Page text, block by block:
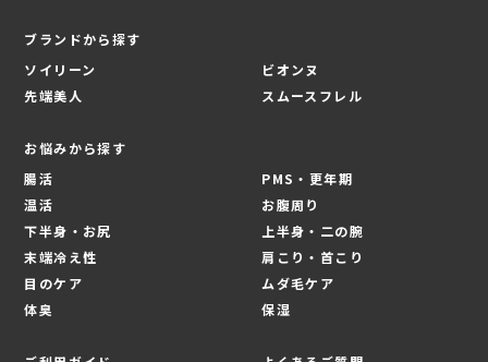
ブランドから探す
ソイリーン
ビオンヌ
先端美人
スムースフレル
お悩みから探す
腸活
PMS・更年期
温活
お腹周り
下半身・お尻
上半身・二の腕
末端冷え性
肩こり・首こり
目のケア
ムダ毛ケア
体臭
保湿